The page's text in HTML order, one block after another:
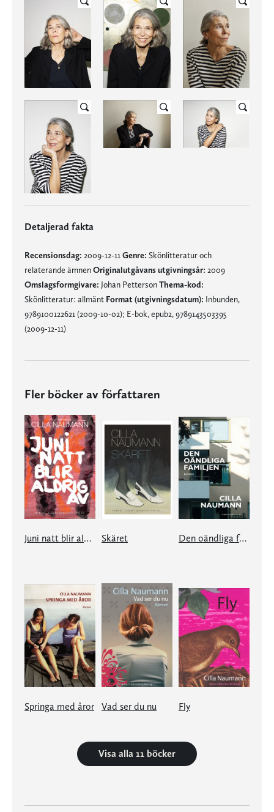
Detaljerad fakta
Recensionsdag: 2009-12-11Genre: Skönlitteratur och
relaterande ämnenOriginalutgåvans utgivningsår: 2009
Omslagsformgivare: Johan PettersonThema-kod:
Skönlitteratur: allmänt Format (utgivningsdatum): Inbunden,
9789100122621 (2009-10-02); E-bok, epub2, 9789143503395
(2009-12-11)
Fler böcker av författaren
Juni natt blir aldrig av Skäret Den oändliga familjen
Springa med åror Vad ser du nu Fly
Visa alla 11 böcker